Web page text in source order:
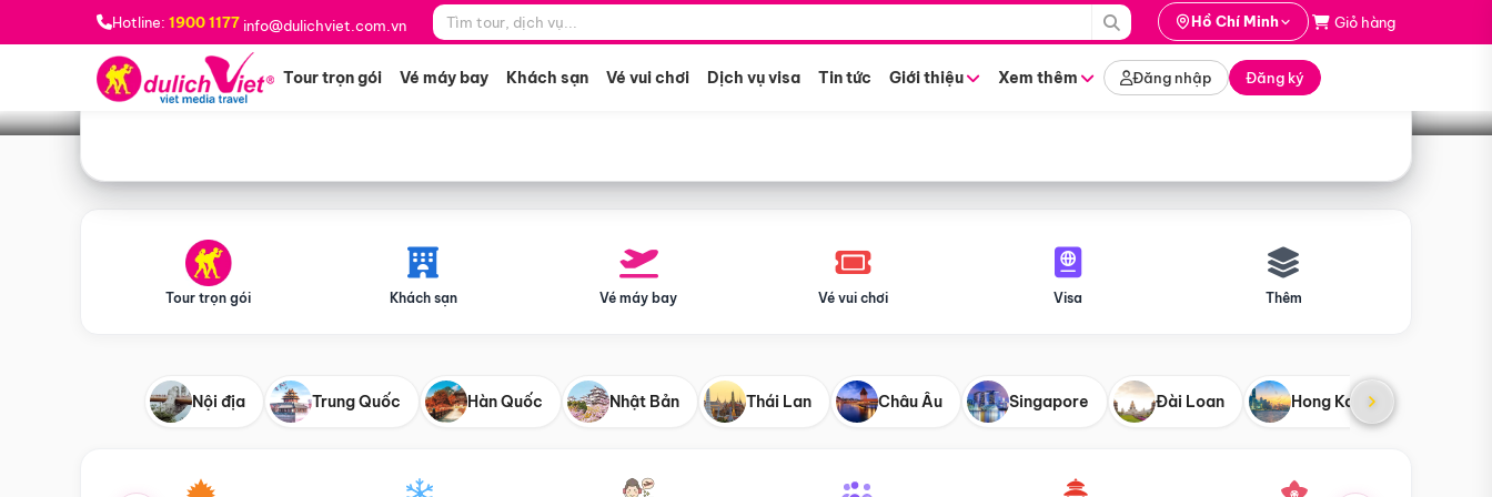
Hotline: 1900 1177 info@dulichviet.com.vn Hồ Chí Minh Giỏ hàng
Tour trọn gói Vé máy bay Khách sạn Vé vui chơi Dịch vụ visa Tin tức Giới thiệu Xem thêm Đăng nhập Đăng ký
Bạn muốn đi đâu? *
Tìm tour
Tour trọn gói Khách sạn Vé máy bay Vé vui chơi Visa Thêm
Nội địa Trung Quốc Hàn Quốc Nhật Bản Thái Lan Châu Âu Singapore Đài Loan Hong Kong